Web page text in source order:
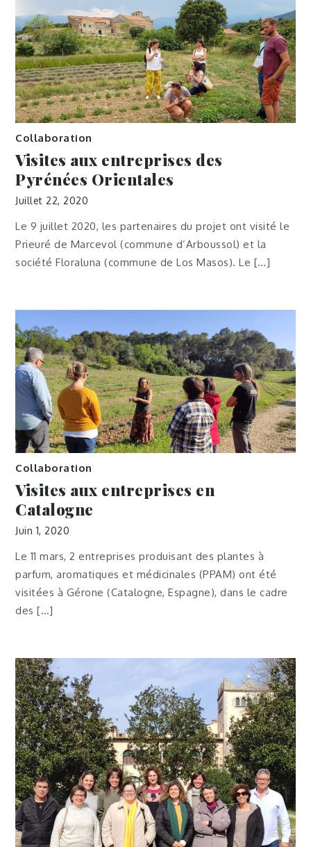
Collaboration
Visites aux entreprises des
Pyrénées Orientales
Juillet 22, 2020
Le 9 juillet 2020, les partenaires du projet ont visité le
Prieuré de Marcevol (commune d’Arboussol) et la
société Floraluna (commune de Los Masos). Le […]
Collaboration
Visites aux entreprises en
Catalogne
Juin 1, 2020
Le 11 mars, 2 entreprises produisant des plantes à
parfum, aromatiques et médicinales (PPAM) ont été
visitées à Gérone (Catalogne, Espagne), dans le cadre
des […]